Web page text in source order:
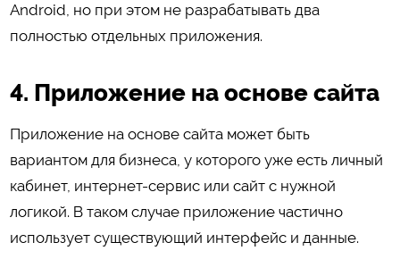
Android, но при этом не разрабатывать два
полностью отдельных приложения.
4. Приложение на основе сайта
Приложение на основе сайта может быть
вариантом для бизнеса, у которого уже есть личный
кабинет, интернет-сервис или сайт с нужной
логикой. В таком случае приложение частично
использует существующий интерфейс и данные.